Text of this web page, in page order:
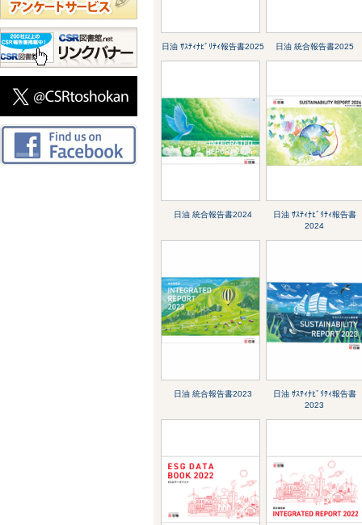
日油 ｻｽﾃｨﾅﾋﾞﾘﾃｨ報告書2025 日油 統合報告書2025
日油 統合報告書2024
日油 ｻｽﾃｨﾅﾋﾞﾘﾃｨ報告書
2024
日油 統合報告書2023
日油 ｻｽﾃｨﾅﾋﾞﾘﾃｨ報告書
2023